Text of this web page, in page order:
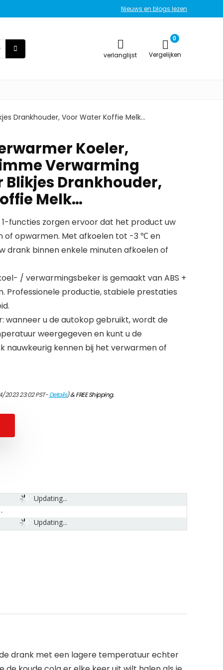
Nieuws en blogs lezen
verlanglijst
0
Vergelijken
Drankhouder, Voor Water Koffie Melk…
Koeler,
Verwarming
Blikjes Drankhouder,
Melk…
functies zorgen ervoor dat het product uw
of opwarmen. Met afkoelen tot -3 ℃ en
drank binnen enkele minuten afkoelen of
/ verwarmingsbeker is gemaakt van ABS +
Professionele productie, stabiele prestaties
u de autokop gebruikt, wordt de
weergegeven en kunt u de
nauwkeurig kennen bij het verwarmen of
23:02 PST-Details)&FREE Shipping.
Updating...
Updating...
drank met een lagere temperatuur echter